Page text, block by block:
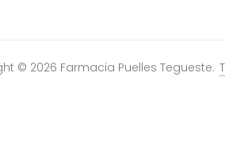
© 2026 Farmacia Puelles Tegueste.